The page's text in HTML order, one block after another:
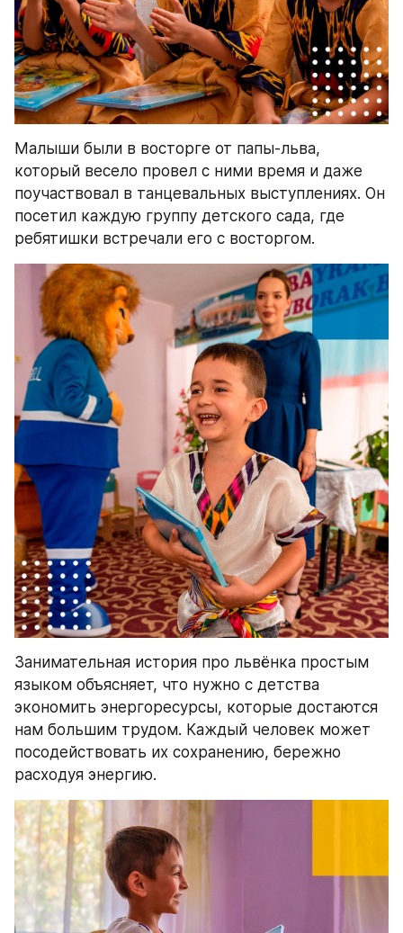
Малыши были в восторге от папы-льва,
который весело провел с ними время и даже
поучаствовал в танцевальных выступлениях. Он
посетил каждую группу детского сада, где
ребятишки встречали его с восторгом.
Занимательная история про львёнка простым
языком объясняет, что нужно с детства
экономить энергоресурсы, которые достаются
нам большим трудом. Каждый человек может
посодействовать их сохранению, бережно
расходуя энергию.